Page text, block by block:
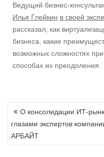
Ведущий бизнес-
Илья Глейкин в своей
рассказал, как
бизнеса, какие
возможных сложностях
способах их преодоления.
Навигация
записям
О консолидации ИТ-
глазами экспертов
АРБАЙТ